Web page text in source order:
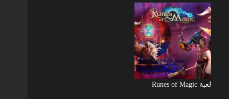
لعبة Runes of Magic